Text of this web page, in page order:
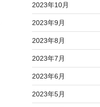
2023年10月
2023年9月
2023年8月
2023年7月
2023年6月
2023年5月